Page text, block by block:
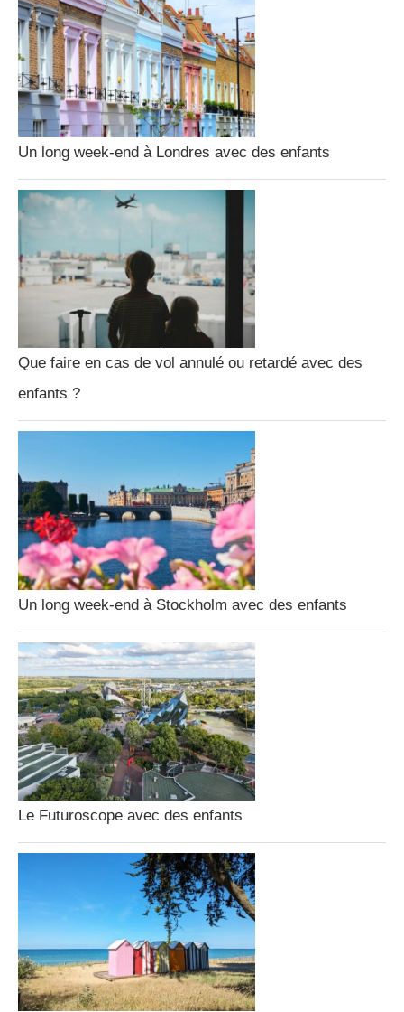
Un long week-end à Londres avec des enfants
Que faire en cas de vol annulé ou retardé avec des
enfants ?
Un long week-end à Stockholm avec des enfants
Le Futuroscope avec des enfants